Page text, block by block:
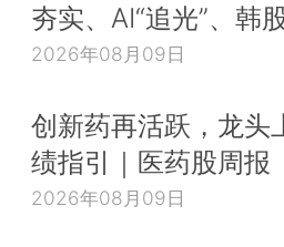
夯实、AI“追光”、韩
2026年08月09日
创新药再活跃，龙头
绩指引｜医药股周报
2026年08月09日